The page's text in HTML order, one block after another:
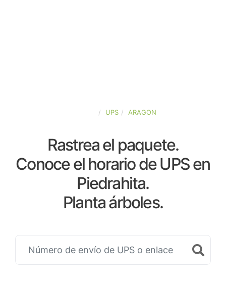
UPS ARAGON
Rastrea el paquete.
Conoce el horario de UPS en
Piedrahita.
Planta árboles.